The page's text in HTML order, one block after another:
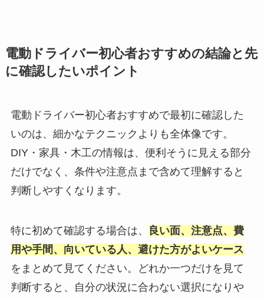
電動ドライバー初心者おすすめの結論と先
に確認したいポイント
電動ドライバー初心者おすすめで最初に確認した
いのは、細かなテクニックよりも全体像です。
DIY・家具・木工の情報は、便利そうに見える部分
だけでなく、条件や注意点まで含めて理解すると
判断しやすくなります。
特に初めて確認する場合は、
良い面、注意点、費
用や手間、向いている人、避けた方がよいケース
をまとめて見てください。どれか一つだけを見て
判断すると、自分の状況に合わない選択になりや